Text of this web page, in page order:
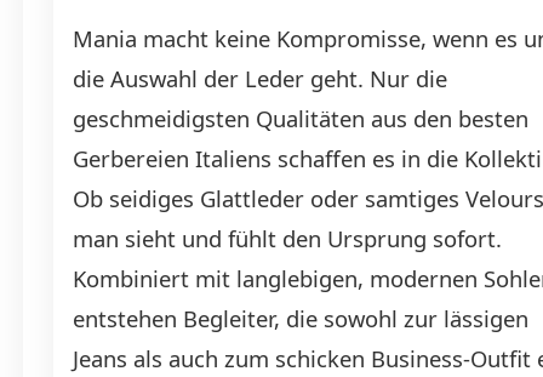
Mania macht keine Kompromisse, wenn es
die Auswahl der Leder geht. Nur die
geschmeidigsten Qualitäten aus den besten
Gerbereien Italiens schaffen es in die
Ob seidiges Glattleder oder samtiges
man sieht und fühlt den Ursprung sofort.
Kombiniert mit langlebigen, modernen
entstehen Begleiter, die sowohl zur lässigen
Jeans als auch zum schicken Business-Outfit